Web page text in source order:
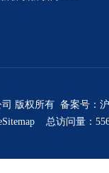
版权所有 备案号：
总访问量：